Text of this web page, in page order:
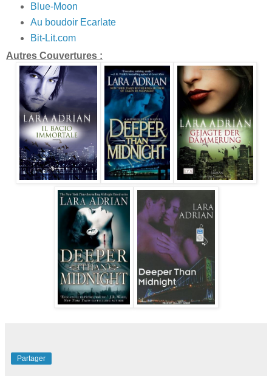
Blue-Moon
Au boudoir Ecarlate
Bit-Lit.com
Autres Couvertures :
Partager